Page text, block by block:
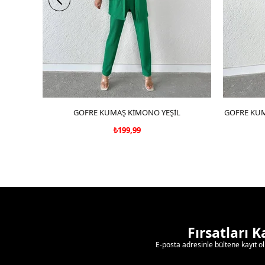
SEPETE EKLE
GOFRE KUMAŞ KİMONO YEŞİL
₺199,99
GOFRE
Fırsatları
E-posta adresinle bültene kayıt